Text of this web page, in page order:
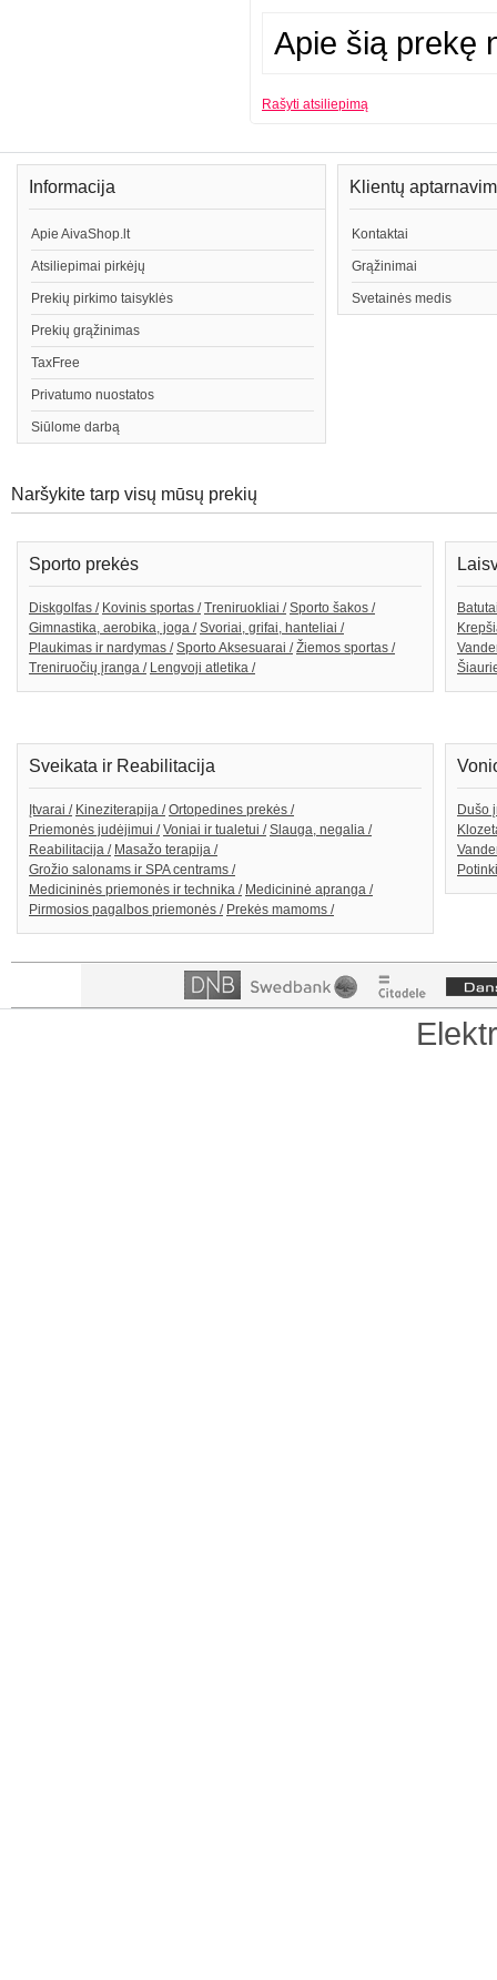
Apie šią prekę
Rašyti atsiliepimą
Informacija
Apie AivaShop.lt
Atsiliepimai pirkėjų
Prekių pirkimo taisyklės
Prekių grąžinimas
TaxFree
Privatumo nuostatos
Siūlome darbą
Klientų
Kontaktai
Grąžinimai
Svetainės medis
Naršykite tarp visų mūsų prekių
Sporto prekės
Diskgolfas / Kovinis sportas / Treniruokliai / Sporto šakos /
Gimnastika, aerobika, joga / Svoriai, grifai, hanteliai /
Plaukimas ir nardymas / Sporto Aksesuarai / Žiemos sportas /
Treniruočių įranga / Lengvoji atletika /
Sveikata ir Reabilitacija
Įtvarai / Kineziterapija / Ortopedines prekės /
Priemonės judėjimui / Voniai ir tualetui / Slauga, negalia /
Reabilitacija / Masažo terapija /
Grožio salonams ir SPA centrams /
Medicininės priemonės ir technika / Medicininė apranga /
Pirmosios pagalbos priemonės / Prekės mamoms /
Dušo